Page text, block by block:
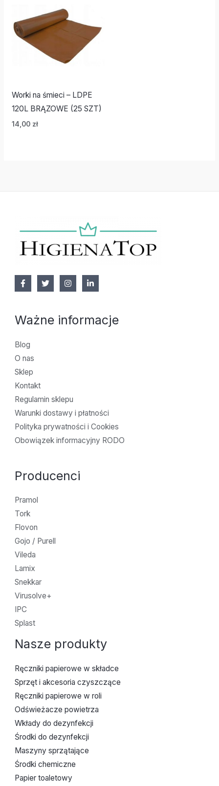
Worki na śmieci – LDPE
120L BRĄZOWE (25 SZT)
14,00 zł
Ważne informacje
Blog
O nas
Sklep
Kontakt
Regulamin sklepu
Warunki dostawy i płatności
Polityka prywatności i Cookies
Obowiązek informacyjny RODO
Producenci
Pramol
Tork
Flovon
Gojo / Purell
Vileda
Lamix
Snekkar
Virusolve+
IPC
Splast
Nasze produkty
Ręczniki papierowe w składce
Sprzęt i akcesoria czyszczące
Ręczniki papierowe w roli
Odświeżacze powietrza
Wkłady do dezynfekcji
Środki do dezynfekcji
Maszyny sprzątające
Środki chemiczne
Papier toaletowy